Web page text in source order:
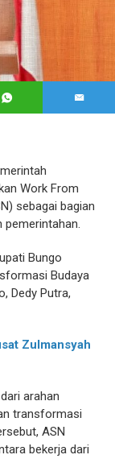
Work From
sebagai bagian
pemerintahan.
Bungo
Budaya
Dedy Putra,
Zulmansyah
arahan
transformasi
ASN
bekerja dari